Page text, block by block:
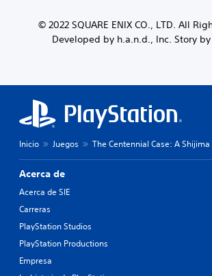
© 2022 SQUARE ENIX CO., LTD. All
Developed by h.a.n.d., Inc. Story
Inicio Juegos The Centennial Case: A Shijima
Acerca de
Acerca de SIE
Carreras
PlayStation Studios
PlayStation Productions
Empresa